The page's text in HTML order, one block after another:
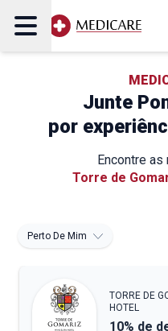
Junte
por
Encontre
Torre de
Perto De Mim
TORRE DE
HOTEL
10% de